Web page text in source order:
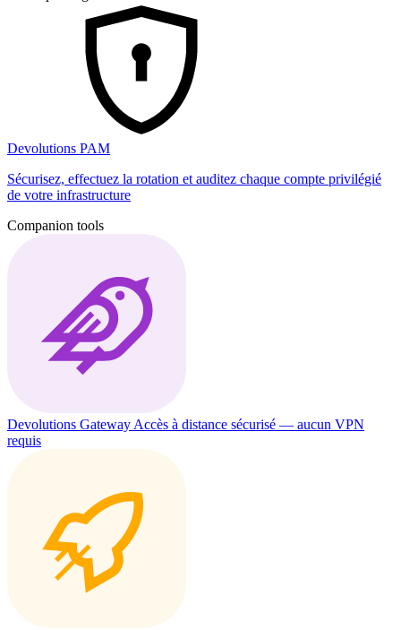
Devolutions PAM
Sécurisez, effectuez la rotation et auditez chaque compte privilégié
de votre infrastructure
Companion tools
Devolutions Gateway Accès à distance sécurisé — aucun VPN
requis